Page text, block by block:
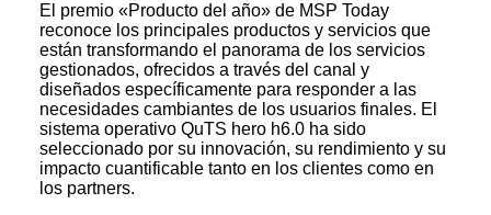
El premio «Producto del año» de MSP Today
reconoce los principales productos y servicios que
están transformando el panorama de los servicios
gestionados, ofrecidos a través del canal y
diseñados específicamente para responder a las
necesidades cambiantes de los usuarios finales. El
sistema operativo QuTS hero h6.0 ha sido
seleccionado por su innovación, su rendimiento y su
impacto cuantificable tanto en los clientes como en
los partners.